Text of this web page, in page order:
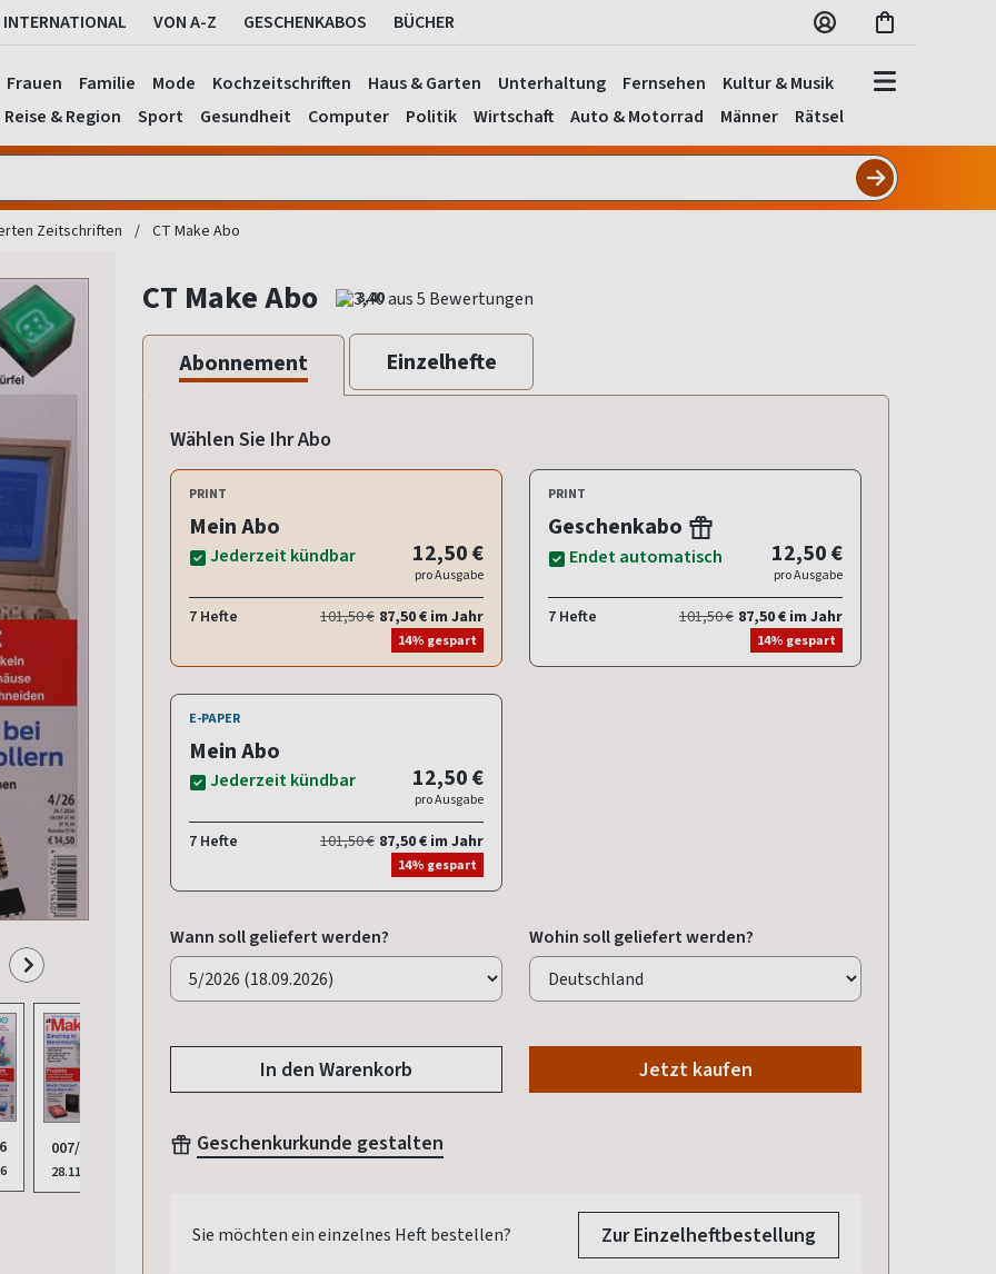
INTERNATIONAL VON A-Z GESCHENKABOS BÜCHER
Frauen Familie Mode Kochzeitschriften Haus & Garten Unterhaltung Fernsehen
Kultur & Musik
Reise & Region Sport Gesundheit Computer Politik Wirtschaft Auto & Motorrad Männer Rätsel
Zeitschriften CT Make Abo
007/2025
28.11.2025
006/2025 005/2025
CT Make Abo 3,40
Abonnement Einzelhefte
Wählen Sie Ihr Abo
PRINT
Mein Abo
Jederzeit kündbar 12,50 €
pro Ausgabe
7 Hefte 101,50 € 87,50 € im Jahr
14% gespart
PRINT
Geschenkabo
Endet automatisch 12,50 €
pro Ausgabe
7 Hefte 101,50 € 87,50 € im Jahr
14% gespart
E-PAPER
Mein Abo
Jederzeit kündbar 12,50 €
pro Ausgabe
7 Hefte 101,50 € 87,50 € im Jahr
14% gespart
Wann soll geliefert werden? Wohin soll geliefert werden?
In den Warenkorb Jetzt kaufen
Geschenkurkunde gestalten
Sie möchten ein einzelnes Heft bestellen? Zur Einzelheftbestellung